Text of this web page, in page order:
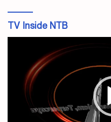
TV Inside NTB